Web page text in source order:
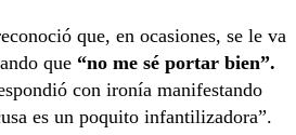
que, en ocasiones, se le va
que “no me sé portar bien”.
con ironía manifestando
es un poquito infantilizadora”.